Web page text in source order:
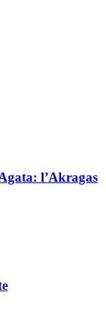
l’Akragas